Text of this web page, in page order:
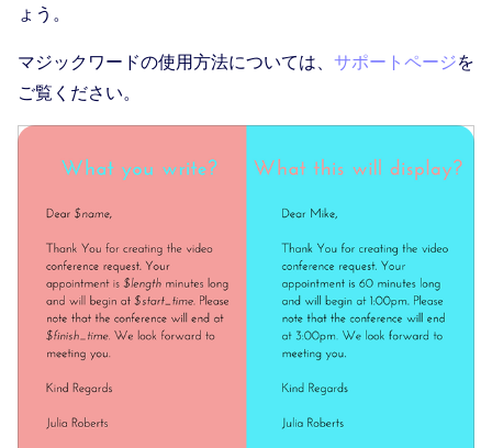
ょう。
マジックワードの使用方法については、 サポートページを
ご覧ください。